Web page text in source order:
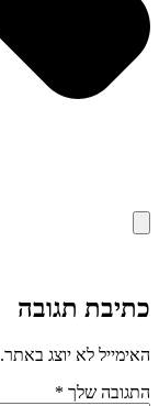
כתיבת תגובה
האימייל לא יוצג באתר.
התגובה שלך *